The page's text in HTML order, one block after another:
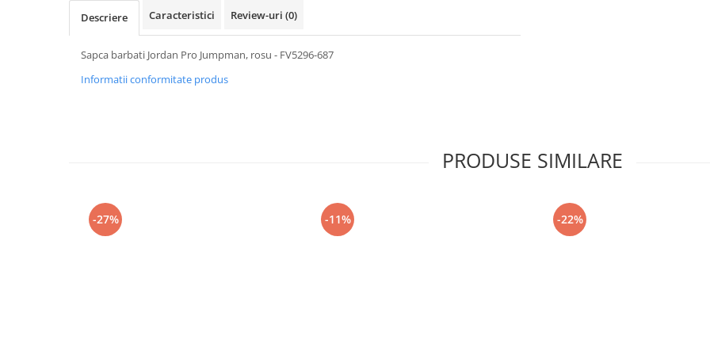
Descriere Caracteristici Review-uri (0)
Sapca barbati Jordan Pro Jumpman, rosu - FV5296-687
Informatii conformitate produs
PRODUSE SIMILARE
-27% -11% -22%